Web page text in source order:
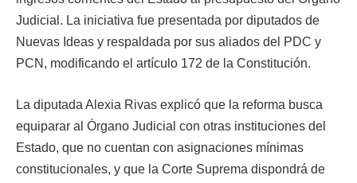
Judicial. La iniciativa fue presentada por diputados de
Nuevas Ideas y respaldada por sus aliados del PDC y
PCN, modificando el artículo 172 de la Constitución.
La diputada Alexia Rivas explicó que la reforma busca
equiparar al Órgano Judicial con otras instituciones del
Estado, que no cuentan con asignaciones mínimas
constitucionales, y que la Corte Suprema dispondrá de